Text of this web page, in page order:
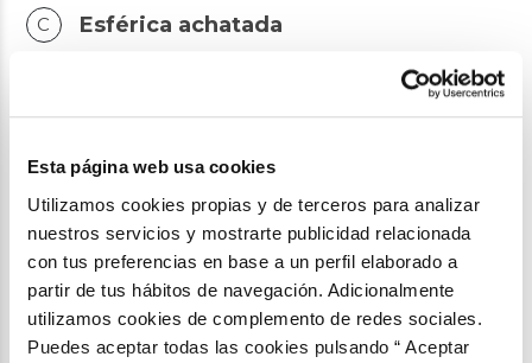
Esta página web usa cookies
Utilizamos cookies propias y de terceros para analizar
nuestros servicios y mostrarte publicidad relacionada
con tus preferencias en base a un perfil elaborado a
partir de tus hábitos de navegación. Adicionalmente
utilizamos cookies de complemento de redes sociales.
Puedes aceptar todas las cookies pulsando “ Aceptar
1/18
Esférica achatada
NO TE PIERDAS MÁS CONTENIDOS
COMO ESTOS
¡SUSCRÍBETE AHORA!